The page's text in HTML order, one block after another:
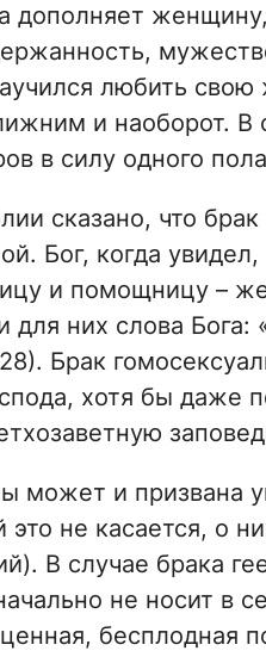
дополняет
любить
и наоборот. В
в силу одного
сказано, что
Бог, когда
и помощницу –
для них слова Бога:
Брак
хотя бы даже
и призвана
не касается, о
В случае брака
не носит в
бесплодная